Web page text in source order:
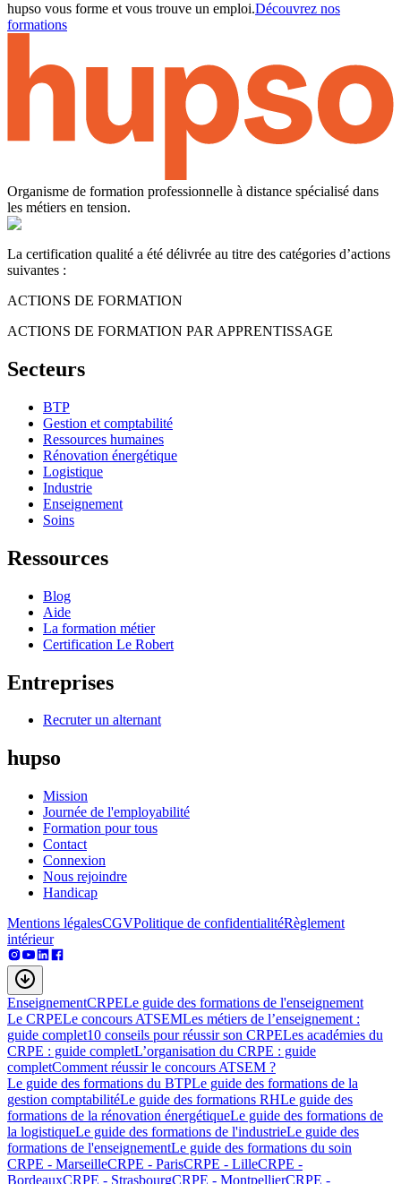
hupso vous forme et vous trouve un emploi.Découvrez nos
formations
Organisme de formation professionnelle à distance spécialisé dans
les métiers en tension.
La certification qualité a été délivrée au titre des catégories d’actions
suivantes :
ACTIONS DE FORMATION
ACTIONS DE FORMATION PAR APPRENTISSAGE
Secteurs
BTP
Gestion et comptabilité
Ressources humaines
Rénovation énergétique
Logistique
Industrie
Enseignement
Soins
Ressources
Blog
Aide
La formation métier
Certification Le Robert
Entreprises
Recruter un alternant
hupso
Mission
Journée de l'employabilité
Formation pour tous
Contact
Connexion
Nous rejoindre
Handicap
Mentions légalesCGVPolitique de confidentialitéRèglement
intérieur
EnseignementCRPELe guide des formations de l'enseignement
Le CRPELe concours ATSEMLes métiers de l’enseignement :
guide complet10 conseils pour réussir son CRPELes académies du
CRPE : guide completL’organisation du CRPE : guide
completComment réussir le concours ATSEM ?
Le guide des formations du BTPLe guide des formations de la
gestion comptabilitéLe guide des formations RHLe guide des
formations de la rénovation énergétiqueLe guide des formations de
la logistiqueLe guide des formations de l'industrieLe guide des
formations de l'enseignementLe guide des formations du soin
CRPE - MarseilleCRPE - ParisCRPE - LilleCRPE -
BordeauxCRPE - StrasbourgCRPE - MontpellierCRPE -